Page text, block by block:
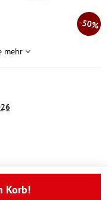
50%
mehr
Korb!